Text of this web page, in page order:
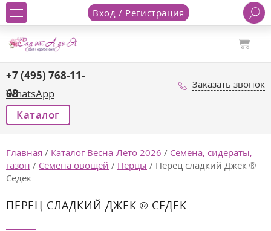
Вход / Регистрация
+7 (495) 768-11-
68
WhatsApp
Заказать звонок
Каталог
Главная / Каталог Весна-Лето 2026 / Семена, сидераты,
газон / Семена овощей / Перцы / Перец сладкий Джек ®
Седек
ПЕРЕЦ СЛАДКИЙ ДЖЕК ® СЕДЕК